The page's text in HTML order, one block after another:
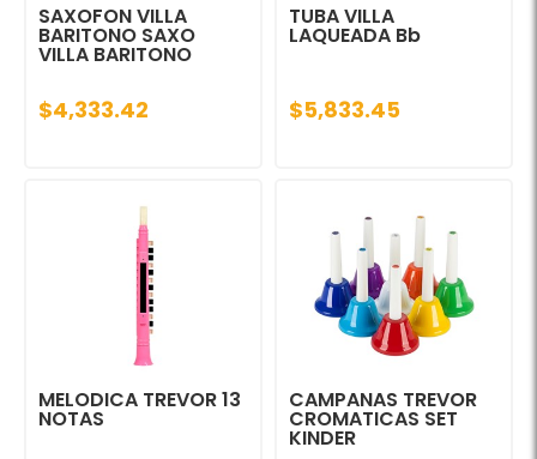
SAXOFON VILLA
BARITONO SAXO
VILLA BARITONO
$4,333.42
TUBA VILLA
LAQUEADA Bb
$5,833.45
MELODICA TREVOR 13
NOTAS
CAMPANAS TREVOR
CROMATICAS SET
KINDER